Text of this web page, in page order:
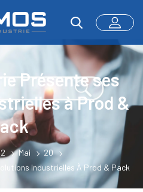
Présente ses
à Prod &
Mai
20
Industrielles À Prod & Pack